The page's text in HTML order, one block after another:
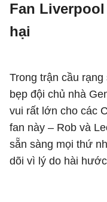
Fan
hại
Trong trận cầu
bẹp đội chủ nhà
vui rất lớn cho các
fan này – Rob và
sẵn sàng mọi thứ
dõi vì lý do hài